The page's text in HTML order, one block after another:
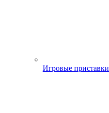
Игровые приставки